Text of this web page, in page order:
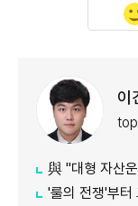
이
與 "대형 자산운
'룰의 전쟁'부터